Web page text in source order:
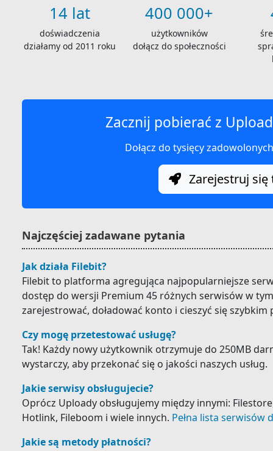
14 lat
doświadczenia
działamy od 2011 roku
400 000+
użytkowników
dołącz do społeczności
Zacznij pobierać z
Dołącz do tysięcy
Zarejestruj się
Najczęściej zadawane pytania
Jak działa Filebit?
Filebit to platforma agregująca najpopularniejsze
dostęp do wersji Premium 45 różnych serwisów w
zarejestrować, doładować konto i cieszyć się szybkim
Czy mogę przetestować usługę?
Tak! Każdy nowy użytkownik otrzymuje do 250MB
wystarczy, aby przekonać się o jakości naszych usług.
Jakie serwisy obsługujecie?
Oprócz Uploady obsługujemy między innymi:
Hotlink, Fileboom i wiele innych. Pełna lista serwisów
Jakie są metody płatności?